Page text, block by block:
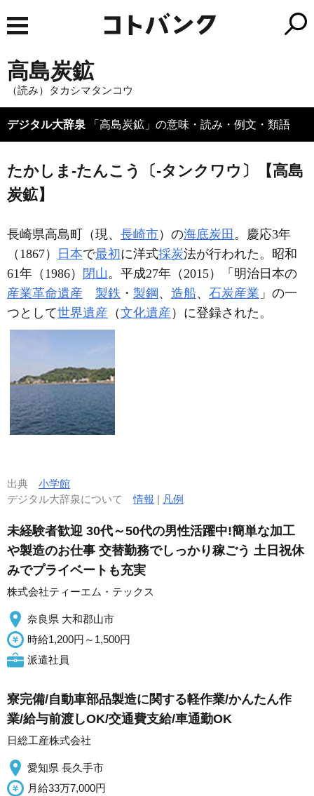
高島炭鉱
（読み）タカシマタンコウ
デジタル大辞泉 「高島炭鉱」の意味・読み・例文・類語
たかしま‐たんこう〔‐タンクワウ〕【高島
炭鉱】
長崎県高島町（現、 長崎市）の海底炭田 。慶応3年
（1867）
日本で最初に洋式採炭法が行われた。昭和
61年（1986） 閉山。平成27年（2015）「明治日本の
産業革命遺産
製鉄 ・ 製鋼 、 造船、 石炭産業 」の一
つとして世界遺産 （文化遺産 ）に登録された。
出典 小学館
デジタル大辞泉について情報 | 凡例
未経験者歓迎 30代～50代の男性活躍中!簡単な加工
や製造のお仕事 交替勤務でしっかり稼ごう 土日祝休
みでプライベートも充実
株式会社ティーエム・テックス
奈良県 大和郡山市
時給1,200円～1,500円
派遣社員
寮完備/自動車部品製造に関する軽作業/かんたん作
業/給与前渡しOK/交通費支給/車通勤OK
日総工産株式会社
愛知県 長久手市
月給33万7,000円